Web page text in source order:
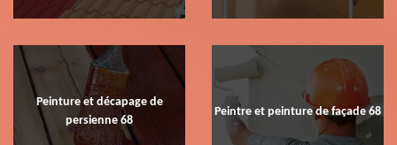
Peinture et décapage de
persienne 68
Peintre et peinture de façade 68